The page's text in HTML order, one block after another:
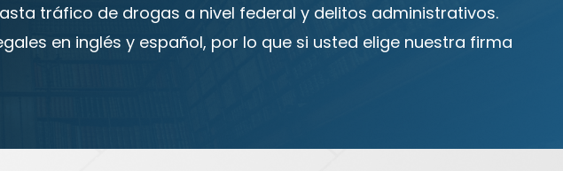
tráfico de drogas a nivel federal y delitos administrativos.
en inglés y español, por lo que si usted elige nuestra firma